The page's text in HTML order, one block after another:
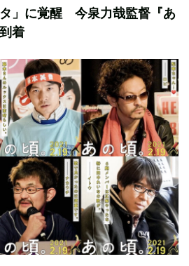
」に覚醒 今泉力哉監督『あ
着